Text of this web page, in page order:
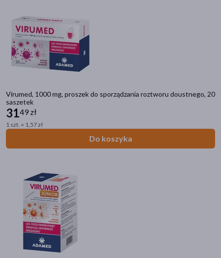
Virumed, 1000 mg, proszek do sporządzania roztworu doustnego, 20
saszetek
3149 zł
1 szt. = 1,57 zł
Do koszyka
Część ciała
skóra (3)
okolice intymne
(1)
Pora stosowania
na dzień
przeciwwirusowe
uodparniające(10)
przeciwbakteryjne
przeciwgrzybicze
wspomagające